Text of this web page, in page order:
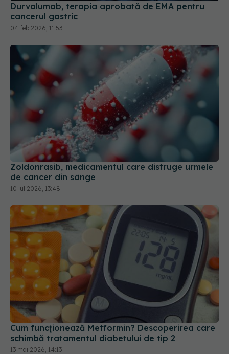
Durvalumab, terapia aprobată de EMA pentru
cancerul gastric
04 feb 2026, 11:53
Zoldonrasib, medicamentul care distruge urmele
de cancer din sânge
10 iul 2026, 13:48
Cum funcționează Metformin? Descoperirea care
schimbă tratamentul diabetului de tip 2
13 mai 2026, 14:13